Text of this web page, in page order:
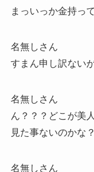
まっいっか金持っ
名無しさん
すまん申し訳ない
名無しさん
ん？？？どこが美
見た事ないのかな
名無しさん